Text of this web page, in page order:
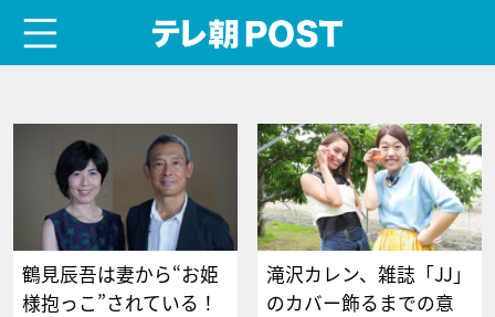
鶴見辰吾は妻から“お姫
様抱っこ”されている！
滝沢カレン、雑誌「JJ」
のカバー飾るまでの意